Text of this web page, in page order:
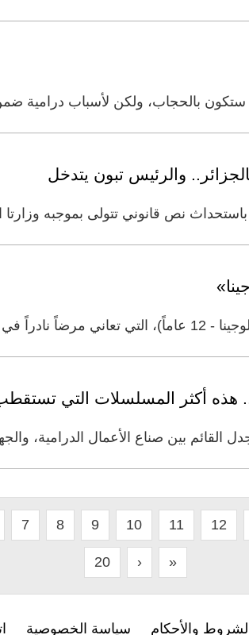
بالحجاب، ولكن لأسباب درامية
والرئيس تبون يتدخل
نص قانوني تتولى بموجبه وزارتا
عجزاً جسدياً
أكثر المسلسلات التي
بين صناع الأعمال الدرامية،
7 8 9 10 11 12
20 › »
الشروط والأحكام سياسة الخصوصية